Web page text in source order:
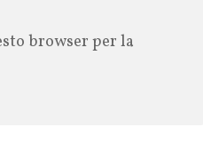
browser per la